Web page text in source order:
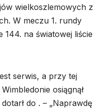
wielkoszlemowych z
W meczu 1. rundy
144. na światowej liście
serwis, a przy tej
osiągnął
do . – „Naprawdę